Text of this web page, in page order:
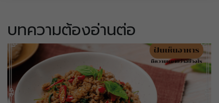
บทความต้องอ่านต่อ